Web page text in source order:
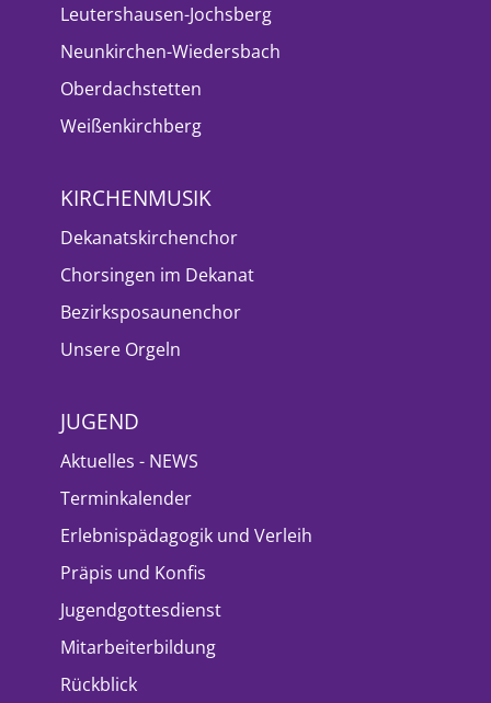
Leutershausen-Jochsberg
Neunkirchen-Wiedersbach
Oberdachstetten
Weißenkirchberg
KIRCHENMUSIK
Dekanatskirchenchor
Chorsingen im Dekanat
Bezirksposaunenchor
Unsere Orgeln
JUGEND
Aktuelles - NEWS
Terminkalender
Erlebnispädagogik und Verleih
Präpis und Konfis
Jugendgottesdienst
Mitarbeiterbildung
Rückblick